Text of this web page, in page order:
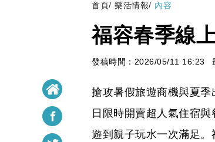
首頁/ 樂活情報/ 內容
福容春季線
發稿時間：2026/05/11 16:23
搶攻暑假旅遊商機與夏
日限時開賣超人氣住宿
遊到親子玩水一次滿足